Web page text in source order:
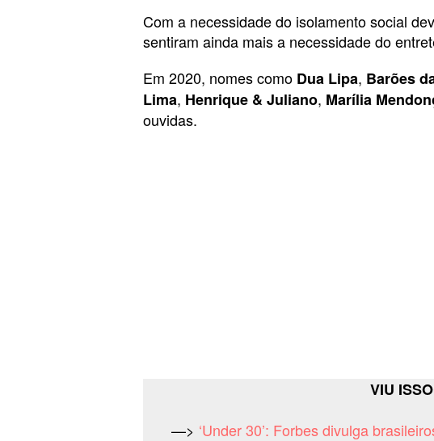
Com a necessidade do isolamento social
sentiram ainda mais a necessidade do
Em 2020, nomes como Dua Lipa, Barões
Lima, Henrique & Juliano, Marília
ouvidas.
VIU
—> ‘Under 30’: Forbes divulga